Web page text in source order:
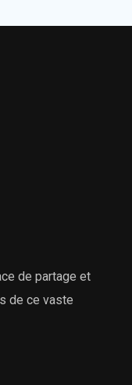
de partage et
de ce vaste